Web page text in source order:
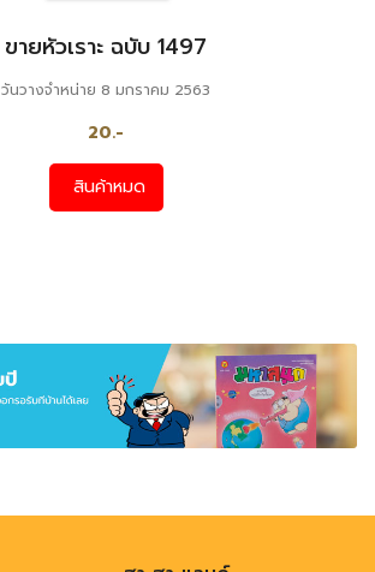
ขายหัวเราะ ฉบับ 1497
วันวางจำหน่าย 8 มกราคม 2563
20.-
สินค้าหมด